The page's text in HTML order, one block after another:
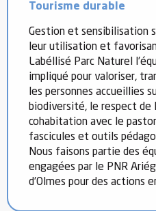
Tourisme durable
Gestion et sensibilisation
leur utilisation et
Labéllisé Parc Naturel
impliqué pour valoriser,
les personnes accueillies
biodiversité, le respect de
cohabitation avec le
fascicules et outils
Nous faisons partie des
engagées par le PNR
d’Olmes pour des actions